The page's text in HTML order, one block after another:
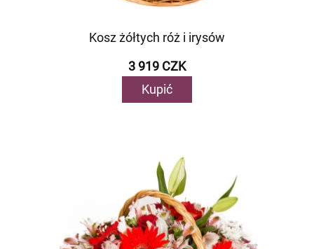
Kosz żółtych róż i irysów
3 919 CZK
Kupić